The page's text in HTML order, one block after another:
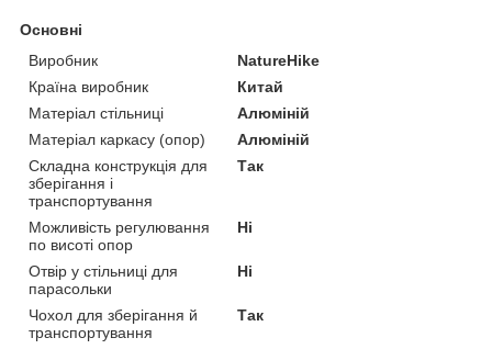
Основні
Виробник
NatureHike
Країна виробник
Китай
Матеріал стільниці
Алюміній
Матеріал каркасу (опор)
Алюміній
Складна конструкція для
зберігання і
транспортування
Так
Можливість регулювання
по висоті опор
Ні
Отвір у стільниці для
парасольки
Ні
Чохол для зберігання й
транспортування
Так